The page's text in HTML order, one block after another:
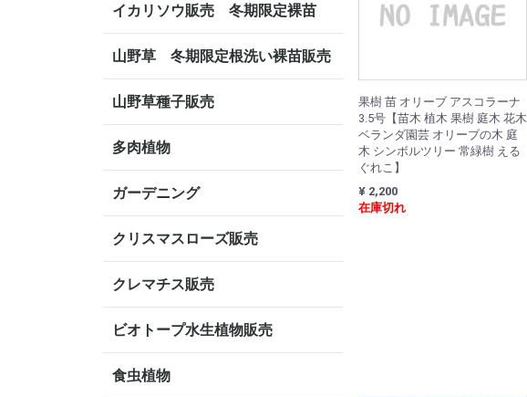
イカリソウ販売 冬期限定裸苗
山野草 冬期限定根洗い裸苗販売
山野草種子販売
多肉植物
ガーデニング
クリスマスローズ販売
クレマチス販売
ビオトープ水生植物販売
食虫植物
果樹 苗 オリーブ アスコラーナ
3.5号【苗木 植木 果樹 庭木 花木
ベランダ園芸 オリーブの木 庭
木 シンボルツリー 常緑樹 える
ぐれこ】
¥ 2,200
在庫切れ